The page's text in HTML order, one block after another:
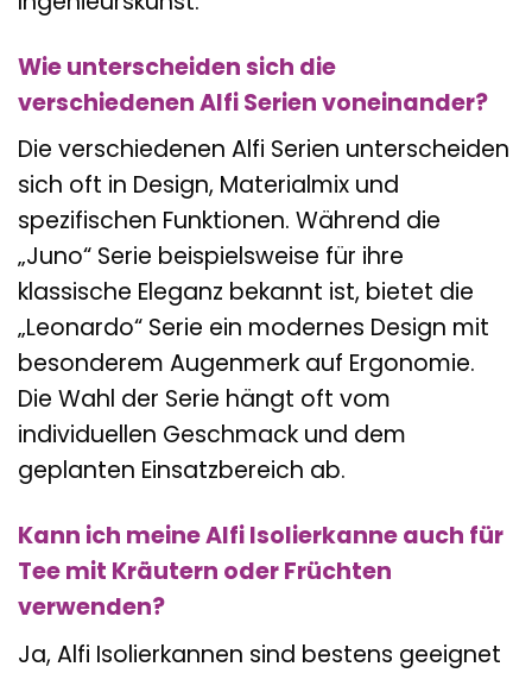
Wie unterscheiden sich die
verschiedenen Alfi Serien voneinander?
Die verschiedenen Alfi Serien unterscheiden
sich oft in Design, Materialmix und
spezifischen Funktionen. Während die
„Juno“ Serie beispielsweise für ihre
klassische Eleganz bekannt ist, bietet die
„Leonardo“ Serie ein modernes Design mit
besonderem Augenmerk auf Ergonomie.
Die Wahl der Serie hängt oft vom
individuellen Geschmack und dem
geplanten Einsatzbereich ab.
Kann ich meine Alfi Isolierkanne auch für
Tee mit Kräutern oder Früchten
verwenden?
Ja, Alfi Isolierkannen sind bestens geeignet